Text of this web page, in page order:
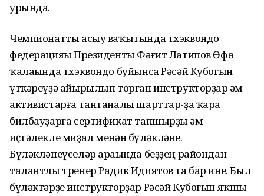
урында.
Чемпионатты асыу ваҡытында тхэквондо
федерацияһы Президенты Фәғит Латипов Өфө
ҡалаһында тхэквондо буйынса Рәсәй Кубогын
үткәреүҙә айырылып торған инструкторҙар һәм
активистарға тантаналы шарттар-ҙа ҡара
билбауҙарға сертификат тапшырҙы һәм
иҫтәлекле миҙал менән бүләкләне.
Бүләкләнеүселәр араһында беҙҙең райондан
талантлы тренер Радик Идиятов та бар ине. Был
бүләктәрҙе инструкторҙар Рәсәй Кубогын яҡшы